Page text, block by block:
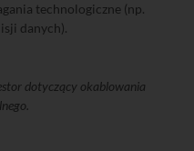
technologiczne (np.
danych).
dotyczący okablowania